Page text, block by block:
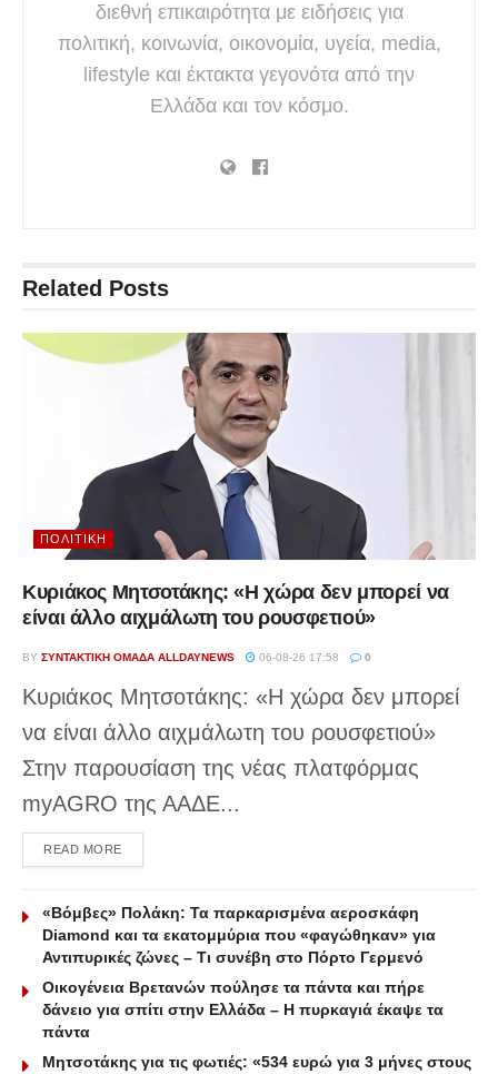
διεθνή επικαιρότητα με ειδήσεις για
πολιτική, κοινωνία, οικονομία, υγεία, media,
lifestyle και έκτακτα γεγονότα από την
Ελλάδα και τον κόσμο.
Related Posts
ΠΟΛΙΤΙΚΉ
Κυριάκος Μητσοτάκης: «Η χώρα δεν μπορεί να
είναι άλλο αιχμάλωτη του ρουσφετιού»
BY ΣΥΝΤΑΚΤΙΚΉ ΟΜΆΔΑ ALLDAYNEWS 06-08-26 17:58 0
Κυριάκος Μητσοτάκης: «Η χώρα δεν μπορεί
να είναι άλλο αιχμάλωτη του ρουσφετιού»
Στην παρουσίαση της νέας πλατφόρμας
myAGRO της ΑΑΔΕ...
READ MOREDETAILS
«Βόμβες» Πολάκη: Τα παρκαρισμένα αεροσκάφη
Diamond και τα εκατομμύρια που «φαγώθηκαν» για
Αντιπυρικές ζώνες – Τι συνέβη στο Πόρτο Γερμενό
Οικογένεια Βρετανών πούλησε τα πάντα και πήρε
δάνειο για σπίτι στην Ελλάδα – Η πυρκαγιά έκαψε τα
πάντα
Μητσοτάκης για τις φωτιές: «534 ευρώ για 3 μήνες στους